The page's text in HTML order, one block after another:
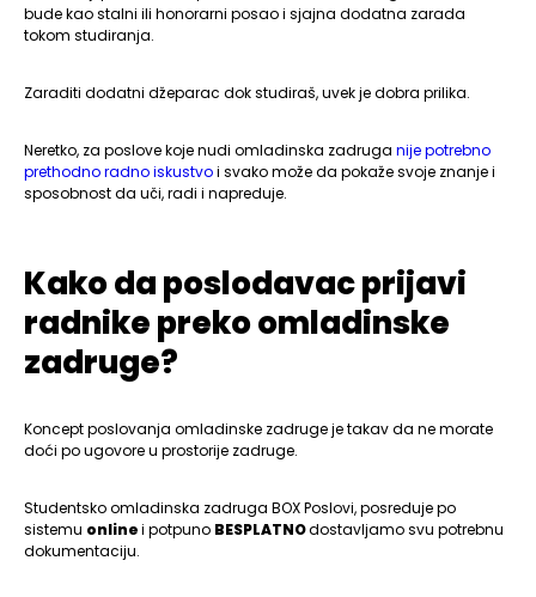
bude kao stalni ili honorarni posao i sjajna dodatna zarada
tokom studiranja.
Zaraditi dodatni džeparac dok studiraš, uvek je dobra prilika.
Neretko, za poslove koje nudi omladinska zadruga nije potrebno
prethodno radno iskustvoi svako može da pokaže svoje znanje i
sposobnost da uči, radi i napreduje.
Kako da poslodavac prijavi
radnike preko omladinske
zadruge?
Koncept poslovanja omladinske zadruge je takav da ne morate
doći po ugovore u prostorije zadruge.
Studentsko omladinska zadruga BOX Poslovi, posreduje po
sistemu onlinei potpuno BESPLATNOdostavljamo svu potrebnu
dokumentaciju.